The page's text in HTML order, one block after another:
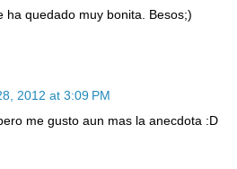
ha quedado muy bonita. Besos;)
2012 at 3:09 PM
me gusto aun mas la anecdota :D